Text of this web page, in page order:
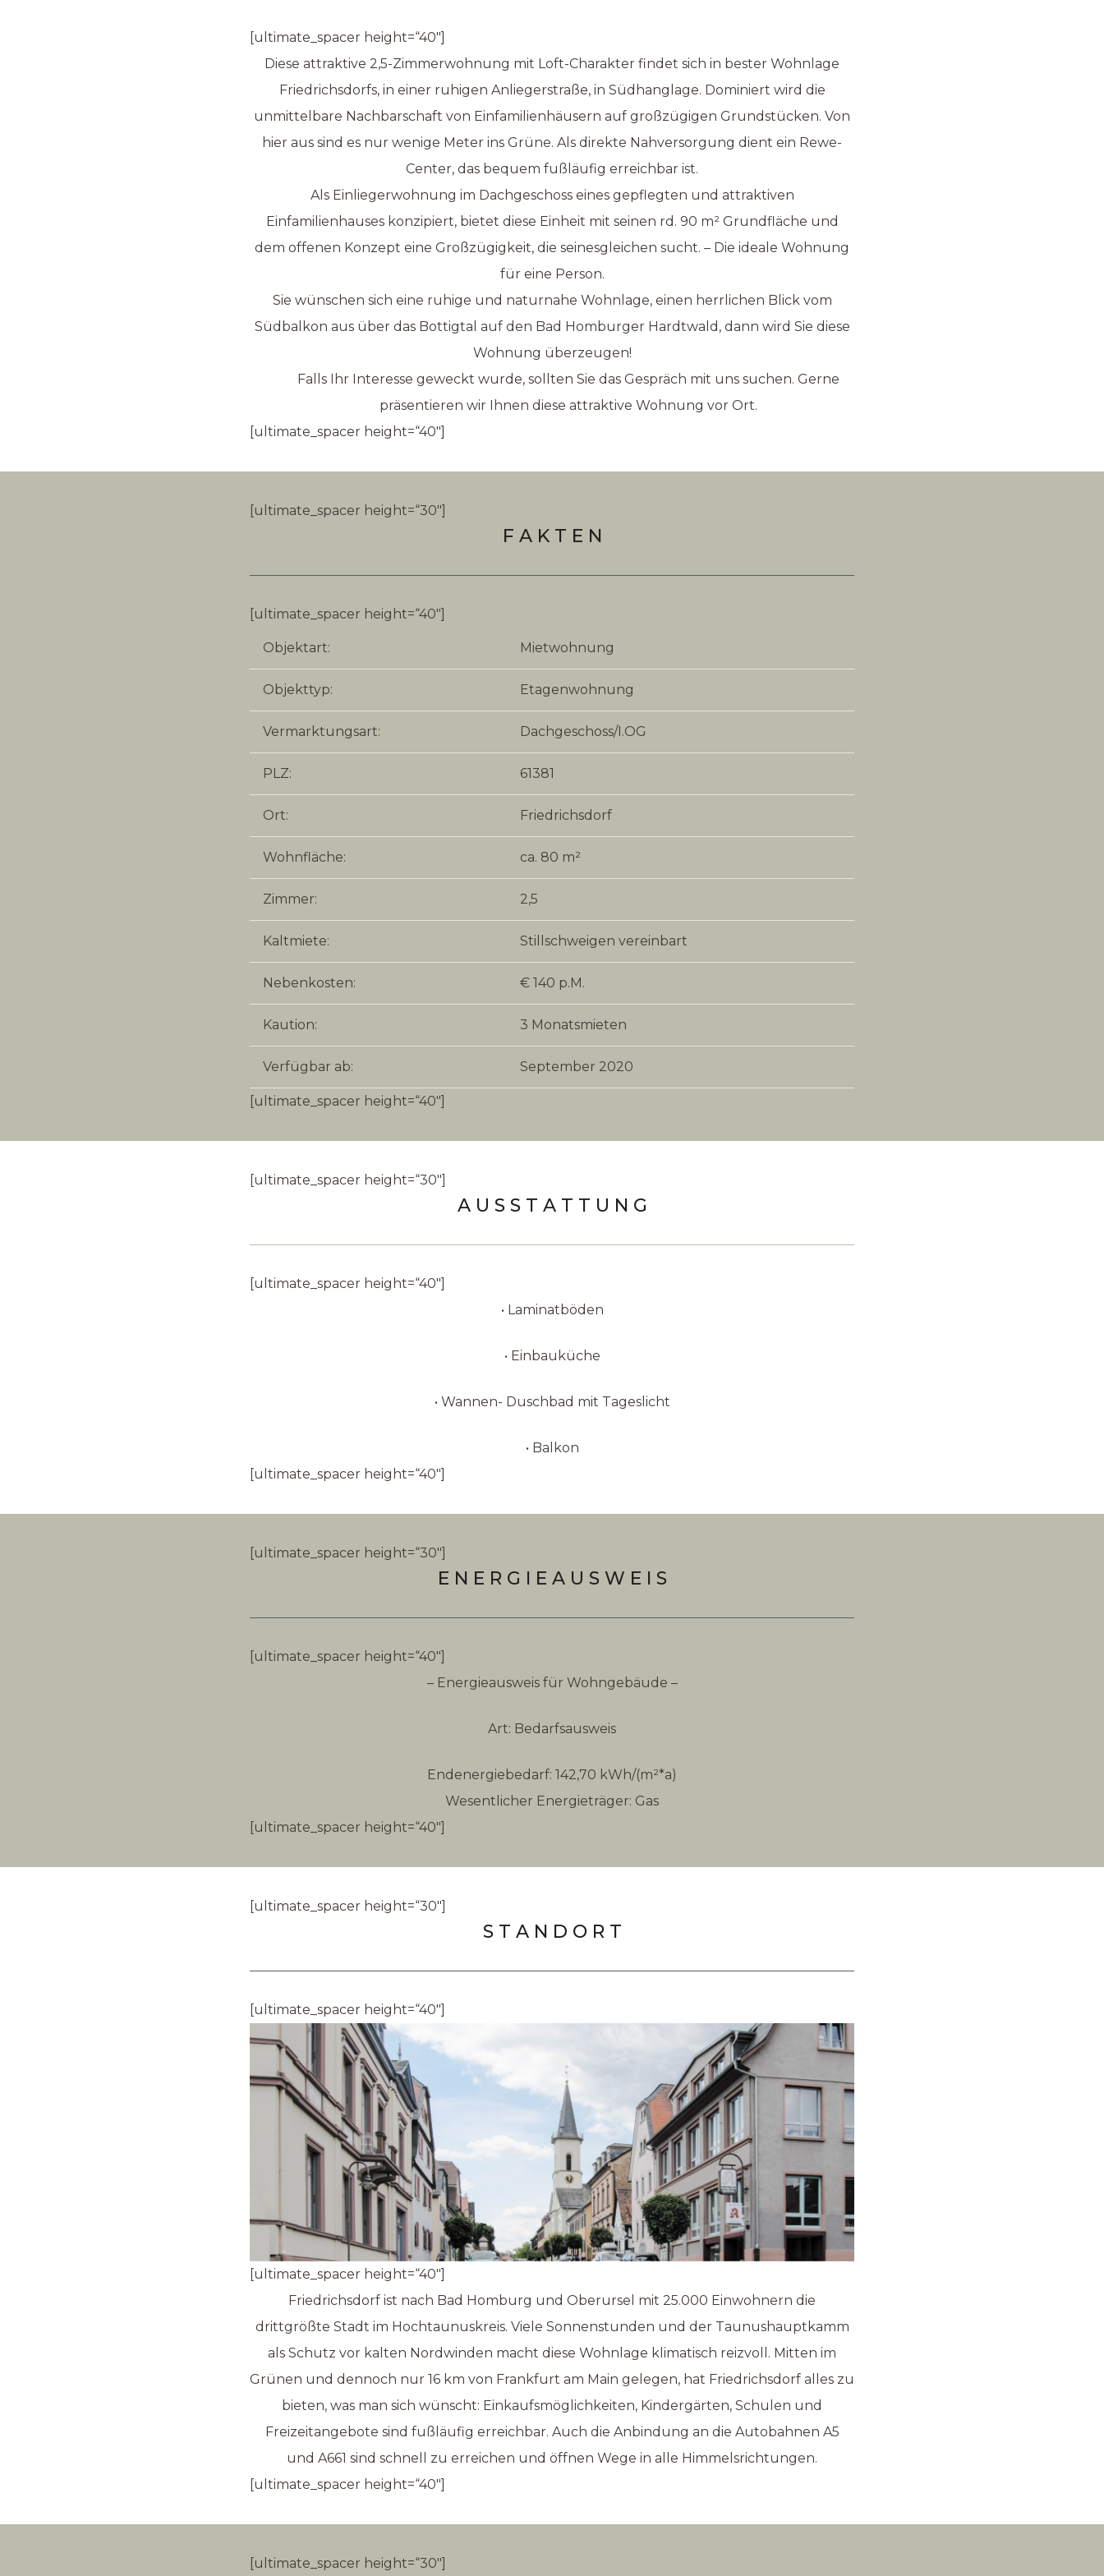
[ultimate_spacer height=“40″]
Diese attraktive 2,5-Zimmerwohnung mit Loft-Charakter findet sich in bester Wohnlage
Friedrichsdorfs, in einer ruhigen Anliegerstraße, in Südhanglage. Dominiert wird die
unmittelbare Nachbarschaft von Einfamilienhäusern auf großzügigen Grundstücken. Von
hier aus sind es nur wenige Meter ins Grüne. Als direkte Nahversorgung dient ein Rewe-
Center, das bequem fußläufig erreichbar ist.
Als Einliegerwohnung im Dachgeschoss eines gepflegten und attraktiven
Einfamilienhauses konzipiert, bietet diese Einheit mit seinen rd. 90 m² Grundfläche und
dem offenen Konzept eine Großzügigkeit, die seinesgleichen sucht. – Die ideale Wohnung
für eine Person.
Sie wünschen sich eine ruhige und naturnahe Wohnlage, einen herrlichen Blick vom
Südbalkon aus über das Bottigtal auf den Bad Homburger Hardtwald, dann wird Sie diese
Wohnung überzeugen!
Falls Ihr Interesse geweckt wurde, sollten Sie das Gespräch mit uns suchen. Gerne
präsentieren wir Ihnen diese attraktive Wohnung vor Ort.
[ultimate_spacer height=“40″]
[ultimate_spacer height=“30″]
F A K T E N
[ultimate_spacer height=“40″]
Objektart: Mietwohnung
Objekttyp: Etagenwohnung
Vermarktungsart: Dachgeschoss/I.OG
PLZ: 61381
Ort: Friedrichsdorf
Wohnfläche: ca. 80 m²
Zimmer: 2,5
Kaltmiete: Stillschweigen vereinbart
Nebenkosten: € 140 p.M.
Kaution: 3 Monatsmieten
Verfügbar ab: September 2020
[ultimate_spacer height=“40″]
[ultimate_spacer height=“30″]
A U S S T A T T U N G
[ultimate_spacer height=“40″]
• Laminatböden
• Einbauküche
• Wannen- Duschbad mit Tageslicht
• Balkon
[ultimate_spacer height=“40″]
[ultimate_spacer height=“30″]
E N E R G I E A U S W E I S
[ultimate_spacer height=“40″]
– Energieausweis für Wohngebäude –
Art: Bedarfsausweis
Endenergiebedarf: 142,70 kWh/(m²*a)
Wesentlicher Energieträger: Gas
[ultimate_spacer height=“40″]
[ultimate_spacer height=“30″]
S T A N D O R T
[ultimate_spacer height=“40″]
[ultimate_spacer height=“40″]
Friedrichsdorf ist nach Bad Homburg und Oberursel mit 25.000 Einwohnern die
drittgrößte Stadt im Hochtaunuskreis. Viele Sonnenstunden und der Taunushauptkamm
als Schutz vor kalten Nordwinden macht diese Wohnlage klimatisch reizvoll. Mitten im
Grünen und dennoch nur 16 km von Frankfurt am Main gelegen, hat Friedrichsdorf alles zu
bieten, was man sich wünscht: Einkaufsmöglichkeiten, Kindergärten, Schulen und
Freizeitangebote sind fußläufig erreichbar. Auch die Anbindung an die Autobahnen A5
und A661 sind schnell zu erreichen und öffnen Wege in alle Himmelsrichtungen.
[ultimate_spacer height=“40″]
[ultimate_spacer height=“30″]